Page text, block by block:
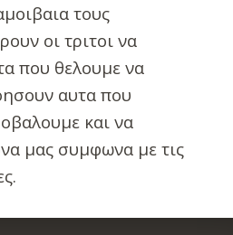
τους
οι τριτοι να
που θελουμε να
αυτα που
και να
μας συμφωνα με τις